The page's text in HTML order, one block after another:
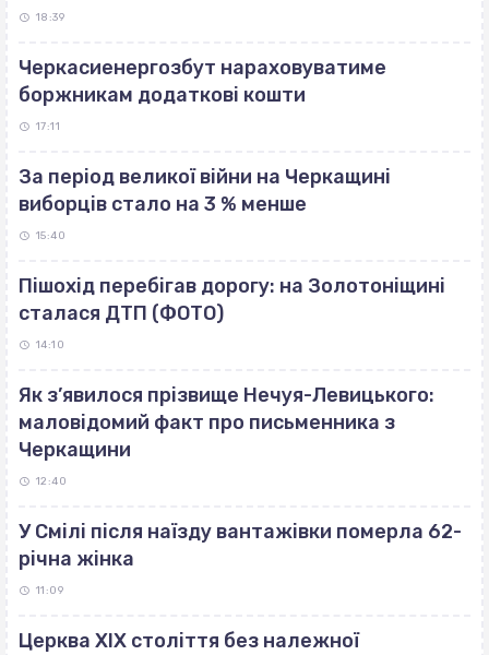
18:39
Черкасиенергозбут нараховуватиме
боржникам додаткові кошти
17:11
За період великої війни на Черкащині
виборців стало на 3 % менше
15:40
Пішохід перебігав дорогу: на Золотоніщині
сталася ДТП (ФОТО)
14:10
Як з’явилося прізвище Нечуя-Левицького:
маловідомий факт про письменника з
Черкащини
12:40
У Смілі після наїзду вантажівки померла 62-
річна жінка
11:09
Церква ХІХ століття без належної